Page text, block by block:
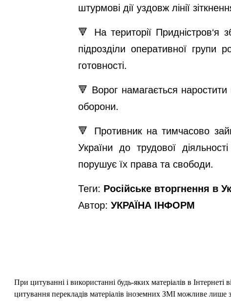
штурмові дії уздовж лінії
🔻 На території
підрозділи оперативної групи
готовності.
🔻 Ворог намагається наростити
оборони.
🔻 Противник на тимчасово
України до трудової
порушує їх права та свободи.
Теги: Російське вторгнення в
Автор: УКРАЇНА ІНФОРМ
При цитуванні і використанні будь-яких матеріалів в
цитування перекладів матеріалів іноземних ЗМІ можливе